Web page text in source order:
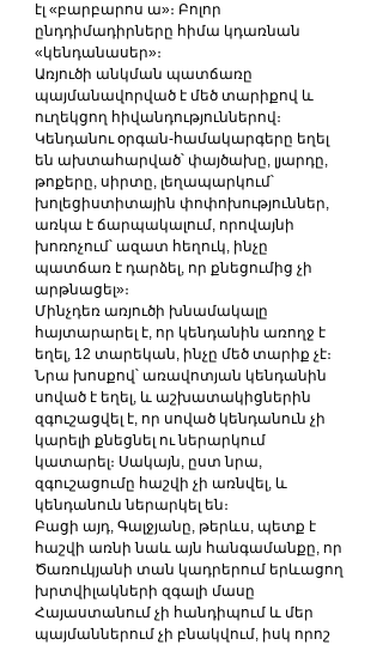
էլ «բարբարոս ա»։ Բոլոր
ընդդիմադիրները հիմա կդառնան
«կենդանասեր»։
Առյուծի անկման պատճառը
պայմանավորված է մեծ տարիքով և
ուղեկցող հիվանդություններով։
Կենդանու օրգան-համակարգերը եղել
են ախտահարված՝ փայծախը, լյարդը,
թոքերը, սիրտը, լեղապարկում՝
խոլեցիստիտային փոփոխություններ,
առկա է ճարպակալում, որովայնի
խոռոչում՝ ազատ հեղուկ, ինչը
պատճառ է դարձել, որ քնեցումից չի
արթնացել»։
Մինչդեռ առյուծի խնամակալը
հայտարարել է, որ կենդանին առողջ է
եղել, 12 տարեկան, ինչը մեծ տարիք չէ։
Նրա խոսքով՝ առավոտյան կենդանին
սոված է եղել, և աշխատակիցներին
զգուշացվել է, որ սոված կենդանուն չի
կարելի քնեցնել ու ներարկում
կատարել։ Սակայն, ըստ նրա,
զգուշացումը հաշվի չի առնվել, և
կենդանուն ներարկել են։
Բացի այդ, Գալջյանը, թերևս, պետք է
հաշվի առնի նաև այն հանգամանքը, որ
Ծառուկյանի տան կադրերում երևացող
խրտվիլակների զգալի մասը
Հայաստանում չի հանդիպում և մեր
պայմաններում չի բնակվում, իսկ որոշ